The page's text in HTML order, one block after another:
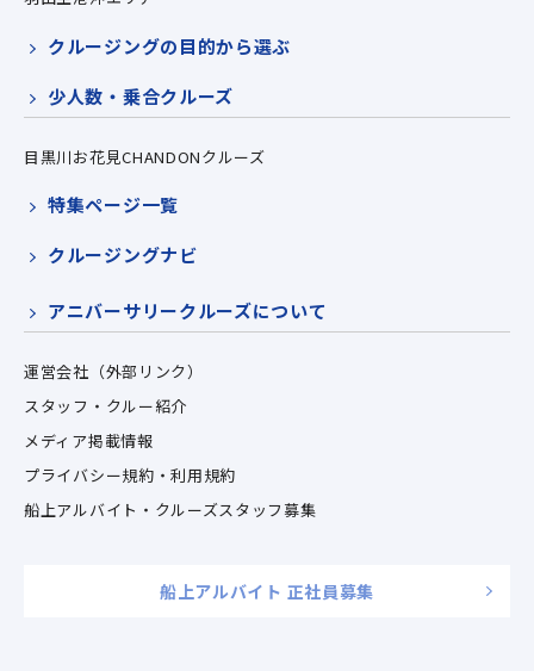
クルージングの目的から選ぶ
少人数・乗合クルーズ
目黒川お花見CHANDONクルーズ
特集ページ一覧
クルージングナビ
アニバーサリークルーズについて
運営会社（外部リンク）
スタッフ・クルー紹介
メディア掲載情報
プライバシー規約・利用規約
船上アルバイト・クルーズスタッフ募集
船上アルバイト 正社員募集